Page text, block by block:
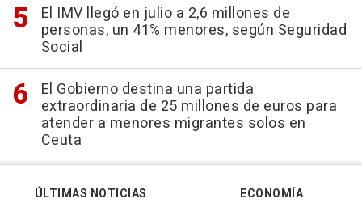
El IMV llegó en julio a 2,6 millones de
personas, un 41% menores, según Seguridad
Social
El Gobierno destina una partida
extraordinaria de 25 millones de euros para
atender a menores migrantes solos en
Ceuta
ÚLTIMAS NOTICIAS
ECONOMÍA